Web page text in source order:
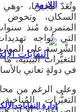
اللازمة
إدارة النفايات
وتُعَدّ نيجيريا، -
السكان،
المتمردة مُنذ
التي تُواجه
الشَّرسة على
للتغيُّرات البيئية،
في دولةٍ تعاني
وعلى الرغم من
التغيُّرات